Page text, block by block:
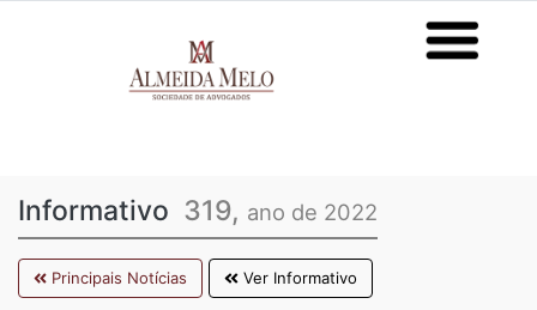
Informativo 319, ano de 2022
Principais Notícias Ver Informativo